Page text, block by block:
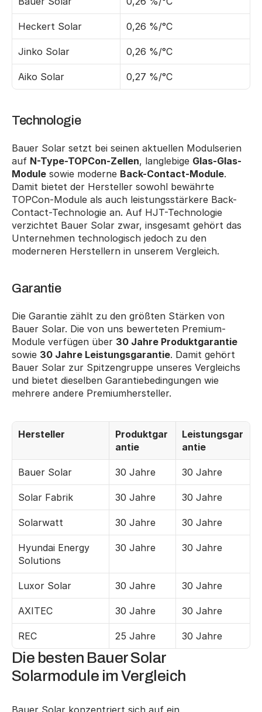
Heckert Solar 0,26 %/°C
Jinko Solar 0,26 %/°C
Aiko Solar 0,27 %/°C
Technologie
Bauer Solar setzt bei seinen aktuellen Modulserien
auf N-Type-TOPCon-Zellen, langlebige Glas-Glas-
Module sowie moderne Back-Contact-Module.
Damit bietet der Hersteller sowohl bewährte
TOPCon-Module als auch leistungsstärkere Back-
Contact-Technologie an. Auf HJT-Technologie
verzichtet Bauer Solar zwar, insgesamt gehört das
Unternehmen technologisch jedoch zu den
moderneren Herstellern in unserem Vergleich.
Garantie
Die Garantie zählt zu den größten Stärken von
Bauer Solar. Die von uns bewerteten Premium-
Module verfügen über 30 Jahre Produktgarantie
sowie 30 Jahre Leistungsgarantie. Damit gehört
Bauer Solar zur Spitzengruppe unseres Vergleichs
und bietet dieselben Garantiebedingungen wie
mehrere andere Premiumhersteller.
Hersteller
Produktgar
antie
Leistungsgar
antie
Bauer Solar 30 Jahre 30 Jahre
Solar Fabrik 30 Jahre 30 Jahre
Solarwatt 30 Jahre 30 Jahre
Hyundai Energy
Solutions
30 Jahre 30 Jahre
Luxor Solar 30 Jahre 30 Jahre
AXITEC 30 Jahre 30 Jahre
REC 25 Jahre 30 Jahre
Die besten Bauer Solar
Solarmodule im Vergleich
Bauer Solar konzentriert sich auf ein